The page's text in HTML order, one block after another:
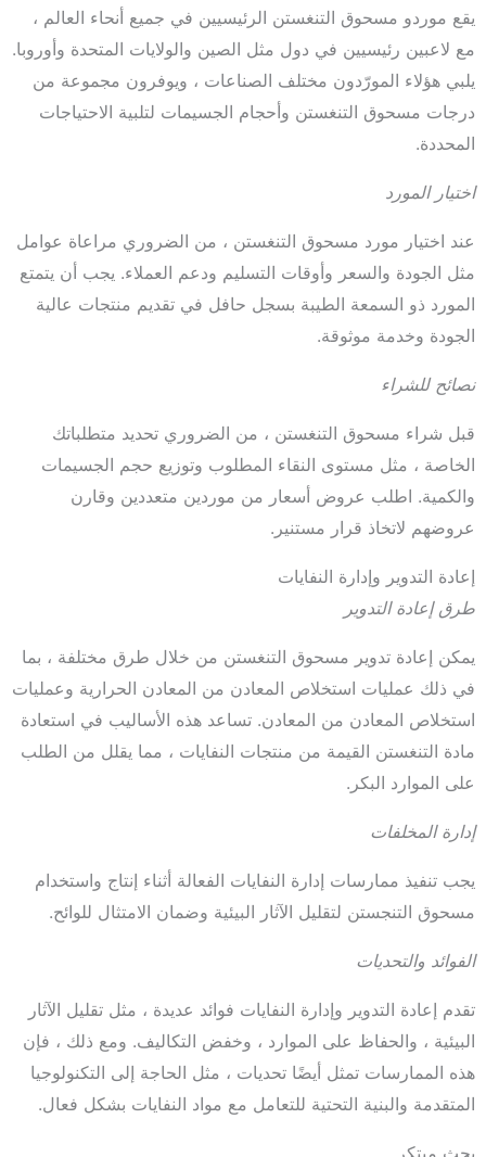
يقع موردو مسحوق التنغستن الرئيسيين في جميع أنحاء العالم ،
مع لاعبين رئيسيين في دول مثل الصين والولايات المتحدة وأوروبا.
يلبي هؤلاء المورّدون مختلف الصناعات ، ويوفرون مجموعة من
درجات مسحوق التنغستن وأحجام الجسيمات لتلبية الاحتياجات
المحددة.
اختيار المورد
عند اختيار مورد مسحوق التنغستن ، من الضروري مراعاة عوامل
مثل الجودة والسعر وأوقات التسليم ودعم العملاء. يجب أن يتمتع
المورد ذو السمعة الطيبة بسجل حافل في تقديم منتجات عالية
الجودة وخدمة موثوقة.
نصائح للشراء
قبل شراء مسحوق التنغستن ، من الضروري تحديد متطلباتك
الخاصة ، مثل مستوى النقاء المطلوب وتوزيع حجم الجسيمات
والكمية. اطلب عروض أسعار من موردين متعددين وقارن
عروضهم لاتخاذ قرار مستنير.
إعادة التدوير وإدارة النفايات
طرق إعادة التدوير
يمكن إعادة تدوير مسحوق التنغستن من خلال طرق مختلفة ، بما
في ذلك عمليات استخلاص المعادن من المعادن الحرارية وعمليات
استخلاص المعادن من المعادن. تساعد هذه الأساليب في استعادة
مادة التنغستن القيمة من منتجات النفايات ، مما يقلل من الطلب
على الموارد البكر.
إدارة المخلفات
يجب تنفيذ ممارسات إدارة النفايات الفعالة أثناء إنتاج واستخدام
مسحوق التنجستن لتقليل الآثار البيئية وضمان الامتثال للوائح.
الفوائد والتحديات
تقدم إعادة التدوير وإدارة النفايات فوائد عديدة ، مثل تقليل الآثار
البيئية ، والحفاظ على الموارد ، وخفض التكاليف. ومع ذلك ، فإن
هذه الممارسات تمثل أيضًا تحديات ، مثل الحاجة إلى التكنولوجيا
المتقدمة والبنية التحتية للتعامل مع مواد النفايات بشكل فعال.
بحث مبتكر